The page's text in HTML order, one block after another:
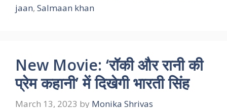
jaan, Salmaan khan
New Movie: ‘रॉकी और रानी की
प्रेम कहानी’ में दिखेगी भारती सिंह
March 13, 2023 by Monika Shrivas